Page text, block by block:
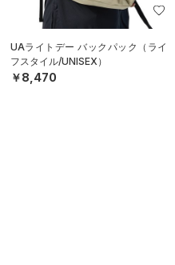
UAライトデー バックパック（ライ
フスタイル/UNISEX）
￥8,470